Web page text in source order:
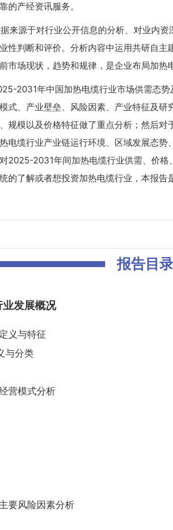
的产经资讯服务。
源于对行业公开信息的分析、对业内资
性判断和评价。分析内容中运用共研自
市场现状，趋势和规律，是企业布局加热
2031年中国加热电缆行业市场供需态势
式、产业壁垒、风险因素、产业特征及
规模以及价格特征做了重点分析；然后
电缆行业产业链运行环境、区域发展态
2025-2031年间加热电缆行业供需、价
的了解或者想投资加热电缆行业，本报告
报告目录
业发展概况
义与特征
与分类
营模式分析
要风险因素分析